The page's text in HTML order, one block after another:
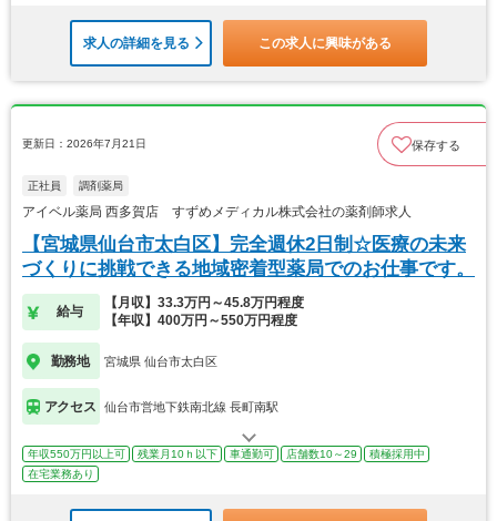
求人の詳細を見る この求人に興味がある
更新日：2026年7月21日 保存する
正社員 調剤薬局
アイベル薬局 西多賀店 すずめメディカル株式会社の薬剤師求人
【宮城県仙台市太白区】完全週休2日制☆医療の未来
づくりに挑戦できる地域密着型薬局でのお仕事です。
給与
【月収】33.3万円～45.8万円程度
【年収】400万円～550万円程度
勤務地 宮城県 仙台市太白区
アクセス 仙台市営地下鉄南北線 長町南駅
年収550万円以上可 残業月10ｈ以下 車通勤可 店舗数10～29
積極採用中
在宅業務あり